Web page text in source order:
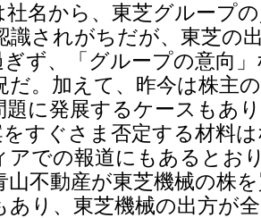
名から、東芝グループ
識されがちだが、東芝の
ぎず、「グループの意向
だ。加えて、昨今は株主
題に発展するケースもあ
すぐさま否定する材料
アでの報道にもあるとお
山不動産が東芝機械の株
あり、東芝機械の出方が